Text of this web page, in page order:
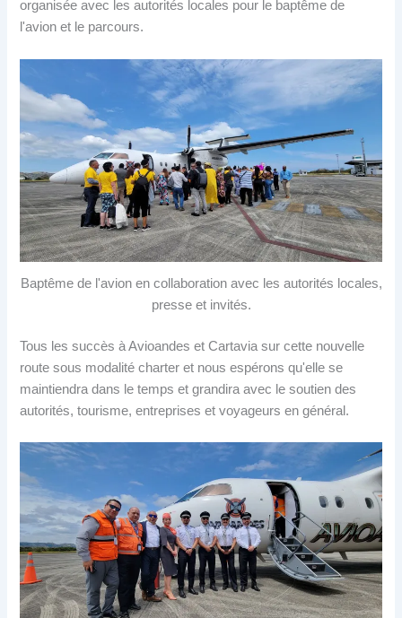
organisée avec les autorités locales pour le baptême de
l'avion et le parcours.
Baptême de l'avion en collaboration avec les autorités locales,
presse et invités.
Tous les succès à Avioandes et Cartavia sur cette nouvelle
route sous modalité charter et nous espérons qu'elle se
maintiendra dans le temps et grandira avec le soutien des
autorités, tourisme, entreprises et voyageurs en général.